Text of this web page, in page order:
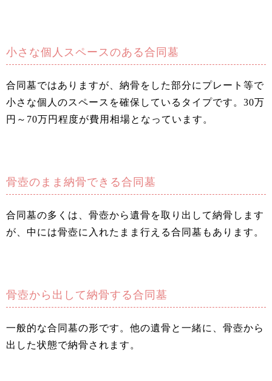
小さな個人スペースのある合同墓
合同墓ではありますが、納骨をした部分にプレート等で
小さな個人のスペースを確保しているタイプです。30万
円～70万円程度が費用相場となっています。
骨壺のまま納骨できる合同墓
合同墓の多くは、骨壺から遺骨を取り出して納骨します
が、中には骨壺に入れたまま行える合同墓もあります。
骨壺から出して納骨する合同墓
一般的な合同墓の形です。他の遺骨と一緒に、骨壺から
出した状態で納骨されます。